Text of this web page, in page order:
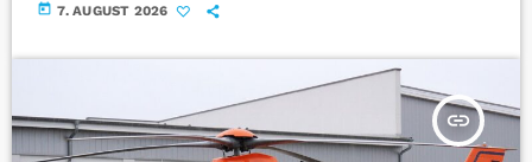
today 7. AUGUST 2026
insert_link